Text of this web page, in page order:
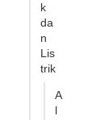
k
da
n
Lis
trik
A
l